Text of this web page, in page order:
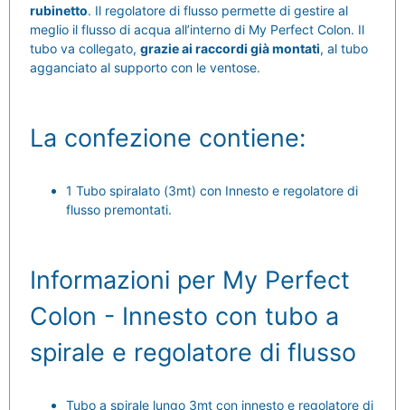
rubinetto. Il regolatore di flusso permette di gestire al
meglio il flusso di acqua all’interno di My Perfect Colon. Il
tubo va collegato, grazie ai raccordi già montati, al tubo
agganciato al supporto con le ventose.
La confezione contiene:
1 Tubo spiralato (3mt) con Innesto e regolatore di
flusso premontati.
Informazioni per My Perfect
Colon - Innesto con tubo a
spirale e regolatore di flusso
Tubo a spirale lungo 3mt con innesto e regolatore di